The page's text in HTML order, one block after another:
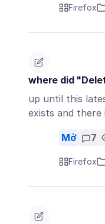
Firefox
where did
up until this
exists and
Mở 7
Firefox